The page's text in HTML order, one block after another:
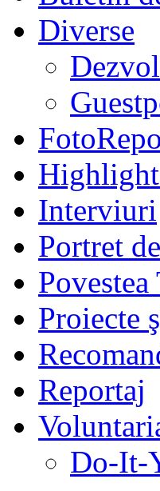
Diverse
Interviuri
Portret
Povestea
Proiecte
Reportaj
Do-It-